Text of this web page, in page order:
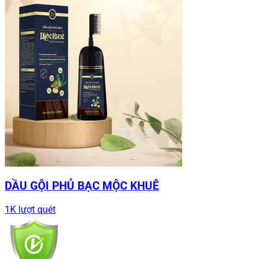
DẦU GỘI PHỦ BẠC MỘC KHUÊ
1K lượt quét